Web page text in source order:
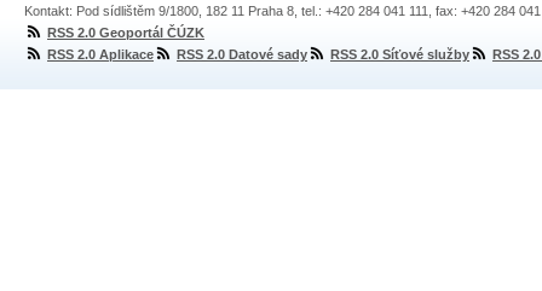
Kontakt: Pod sídlištěm 9/1800, 182 11 Praha 8, tel.: +420 284 041 111, fax: +420 284
RSS 2.0 Geoportál ČÚZK
RSS 2.0 Aplikace
RSS 2.0 Datové sady RSS 2.0 Síťové služby RSS